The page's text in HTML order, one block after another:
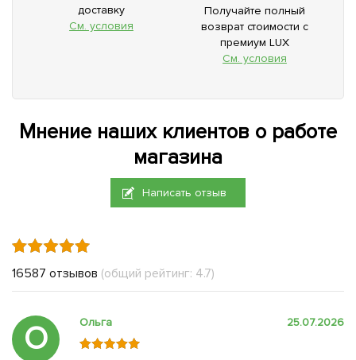
доставку
См. условия
Получайте полный
возврат стоимости с
премиум LUX
См. условия
Мнение наших клиентов о работе
магазина
Написать отзыв
16587 отзывов (общий рейтинг: 4.7)
О Ольга 25.07.2026